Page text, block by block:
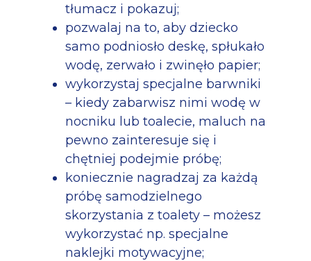
tłumacz i pokazuj;
pozwalaj na to, aby dziecko
samo podniosło deskę, spłukało
wodę, zerwało i zwinęło papier;
wykorzystaj specjalne barwniki
– kiedy zabarwisz nimi wodę w
nocniku lub toalecie, maluch na
pewno zainteresuje się i
chętniej podejmie próbę;
koniecznie nagradzaj za każdą
próbę samodzielnego
skorzystania z toalety – możesz
wykorzystać np. specjalne
naklejki motywacyjne;